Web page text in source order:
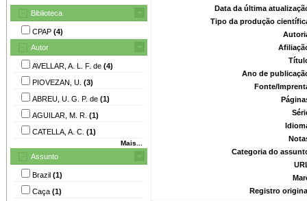
Biblioteca
CPAP (4)
Autor
AVELLAR, A. L. F. de (4)
PIOVEZAN, U. (3)
ABREU, U. G. P. de (1)
AGUILAR, M. R. (1)
CATELLA, A. C. (1)
Mais...
Assunto
Brazil (1)
Caça (1)
Data da última
Tipo da produção
Ano de
Fonte/
Categoria do
Registro